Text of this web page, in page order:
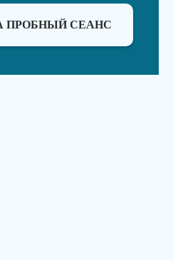
ПРОБНЫЙ СЕАНС